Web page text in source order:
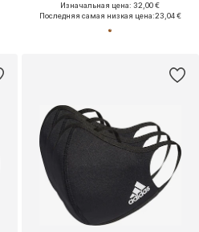
Изначальная цена: 32,00 €
Последняя самая низкая цена:23,04 €